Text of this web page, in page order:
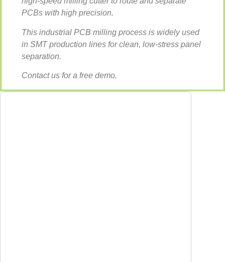
PCBs with high precision.
This industrial PCB milling process is widely used
in SMT production lines for clean, low-stress panel
separation.
Contact us for a free demo.